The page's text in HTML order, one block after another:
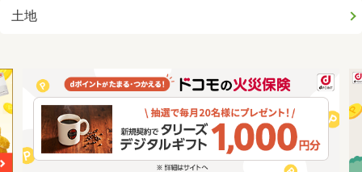
土地